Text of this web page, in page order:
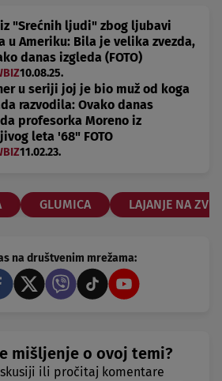
"Srećnih ljudi" zbog ljubavi
u Ameriku: Bila je velika zvezda,
danas izgleda (FOTO)
10.08.25.
u seriji joj je bio muž od koga
razvodila: Ovako danas
profesorka Moreno iz
leta '68" FOTO
11.02.23.
GLUMICA LAJANJE NA
na društvenim mrežama:
mišljenje o ovoj temi?
ili pročitaj komentare